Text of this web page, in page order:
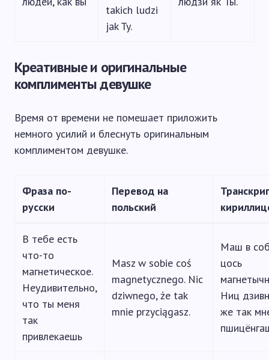
takich ludzi
jak Ty.
Креативные и оригинальные
комплименты девушке
Время от времени не помешает приложить
немного усилий и блеснуть оригинальным
комплиментом девушке.
Фраза по-
русски
Перевод на
польский
В тебе есть
что-то
магнетическое.
Неудивительно,
что ты меня
так
привлекаешь
Masz w sobie coś
magnetycznego. Nic
dziwnego, że tak
mnie przyciągasz.
Маш в
цось
Ниц
же так